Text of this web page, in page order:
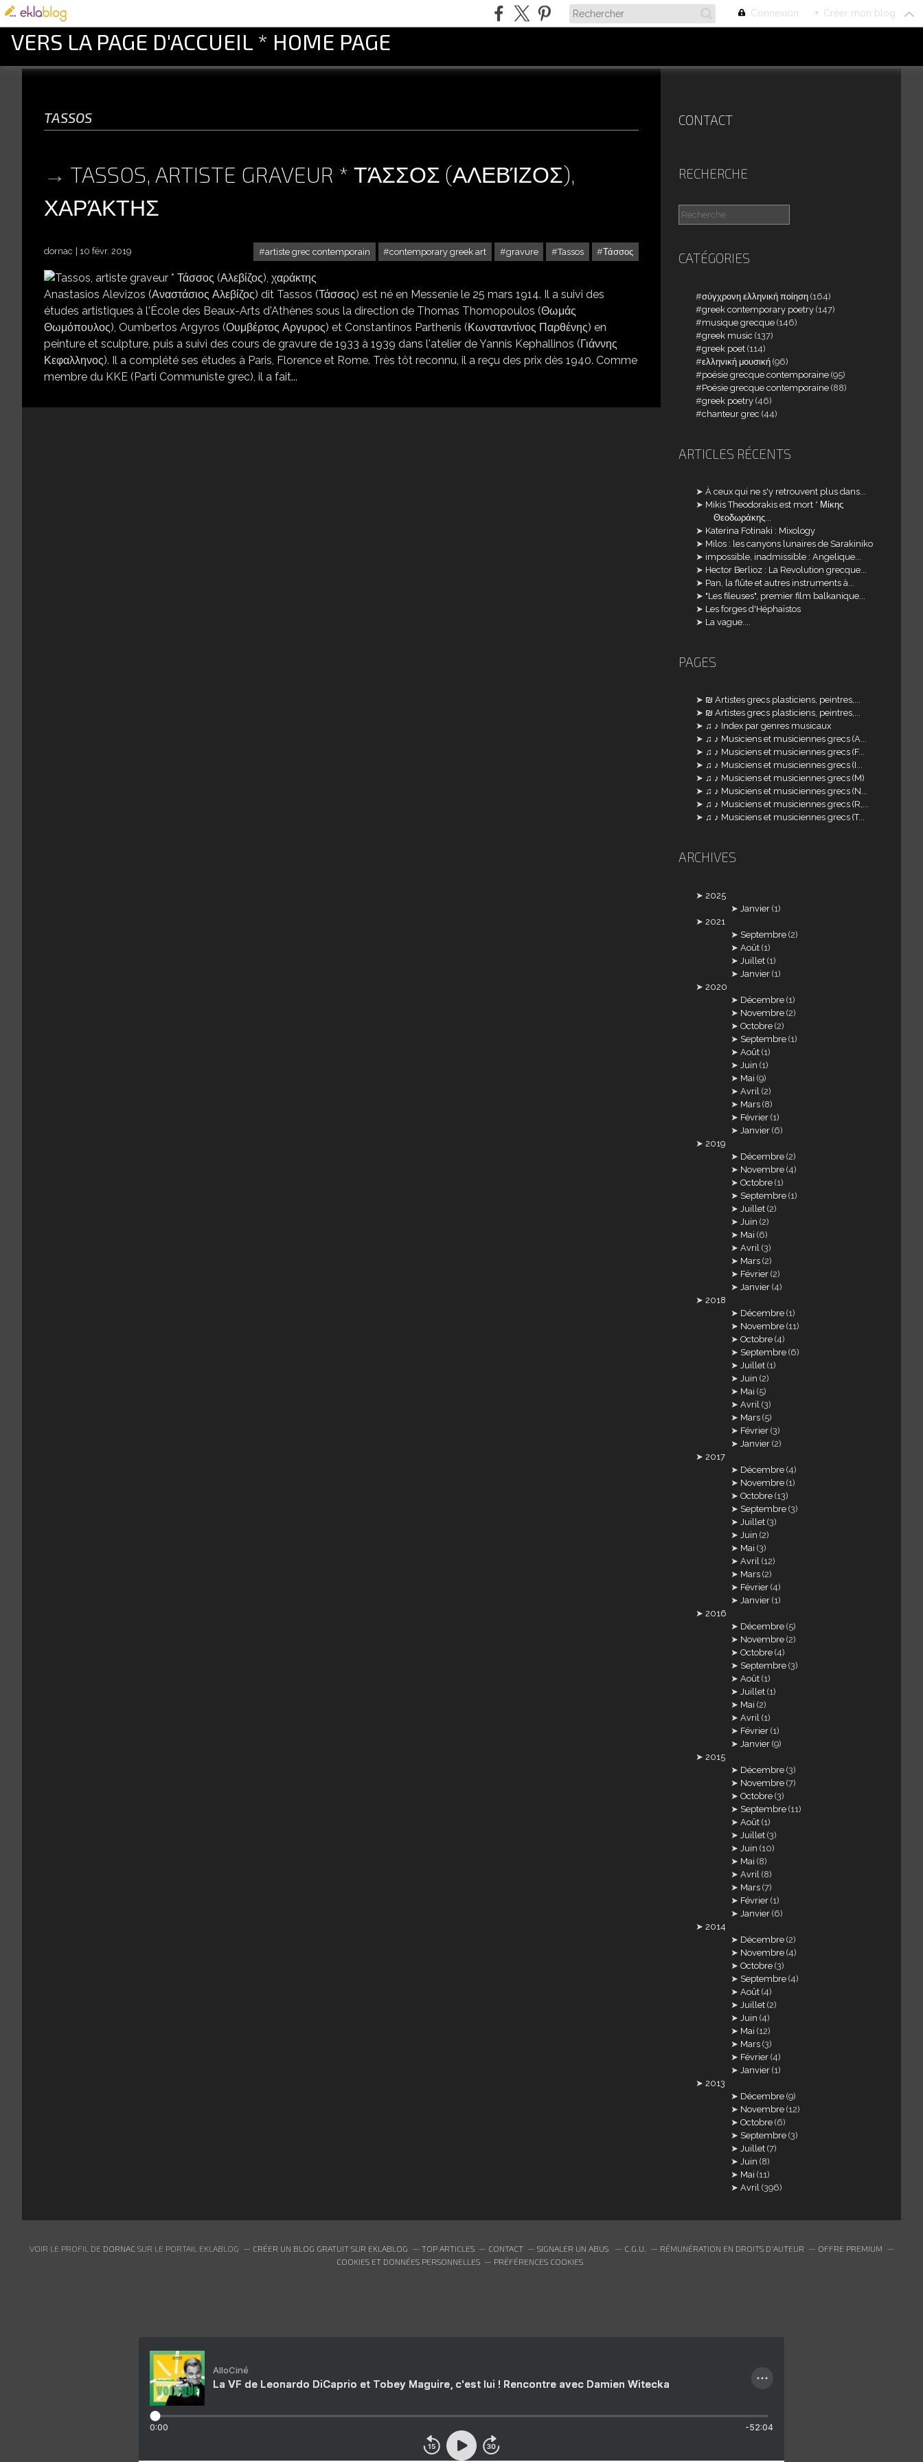
Connexion + Créer mon blog
VERS LA PAGE D'ACCUEIL * HOME PAGE
tassos
TASSOS, ARTISTE GRAVEUR * ΤΆΣΣΟΣ (ΑΛΕΒΊΖΟΣ),
ΧΑΡΆΚΤΗΣ
artiste grec contemporain contemporary greek art gravure Tassos Τάσσος
dornac 10 févr. 2019 TASSOS, ARTISTE GRAVEUR * ΤΆΣΣΟΣ (ΑΛΕΒΊΖΟΣ), ΧΑΡΆΚΤΗΣ
Anastasios Alevizos (Αναστάσιος Αλεβίζος) dit Tassos (Τάσσος) est né en Messenie le 25 mars 1914. Il a suivi des
études artistiques à l'École des Beaux-Arts d'Athènes sous la direction de Thomas Thomopoulos (Θωμάς
Θωμόπουλος), Oumbertos Argyros (Ουμβέρτος Αργυρος) et Constantinos Parthenis (Κωνσταντίνος Παρθένης) en
peinture et sculpture, puis a suivi des cours de gravure de 1933 à 1939 dans l'atelier de Yannis Kephallinos (Γιάννης
Κεφαλληνος). Il a complété ses études à Paris, Florence et Rome. Très tôt reconnu, il a reçu des prix dès 1940. Comme
membre du KKE (Parti Communiste grec), il a fait...
CONTACT
RECHERCHE
CATÉGORIES
σύγχρονη ελληνική ποίηση (164)
greek contemporary poetry (147)
musique grecque (146)
greek music (137)
greek poet (114)
ελληνική μουσική (96)
poésie grecque contemporaine (95)
Poésie grecque contemporaine (88)
greek poetry (46)
chanteur grec (44)
ARTICLES RÉCENTS
À ceux qui ne s'y retrouvent plus dans...
Mikis Theodorakis est mort * Μίκης
Θεοδωράκης...
Katerina Fotinaki : Mixology
Milos : les canyons lunaires de Sarakiniko
impossible, inadmissible : Angelique...
Hector Berlioz : La Revolution grecque...
Pan, la flûte et autres instruments à...
"Les fileuses", premier film balkanique...
Les forges d'Héphaïstos
La vague....
PAGES
₪ Artistes grecs plasticiens, peintres,...
₪ Artistes grecs plasticiens, peintres,...
♫ ♪ Index par genres musicaux
♫ ♪ Musiciens et musiciennes grecs (A...
♫ ♪ Musiciens et musiciennes grecs (F...
♫ ♪ Musiciens et musiciennes grecs (I...
♫ ♪ Musiciens et musiciennes grecs (M)
♫ ♪ Musiciens et musiciennes grecs (N...
♫ ♪ Musiciens et musiciennes grecs (R,...
♫ ♪ Musiciens et musiciennes grecs (T...
ARCHIVES
2025
Janvier (1)
2021
Septembre (2)
Août (1)
Juillet (1)
Janvier (1)
2020
Décembre (1)
Novembre (2)
Octobre (2)
Septembre (1)
Août (1)
Juin (1)
Mai (9)
Avril (2)
Mars (8)
Février (1)
Janvier (6)
2019
Décembre (2)
Novembre (4)
Octobre (1)
Septembre (1)
Juillet (2)
Juin (2)
Mai (6)
Avril (3)
Mars (2)
Février (2)
Janvier (4)
2018
Décembre (1)
Novembre (11)
Octobre (4)
Septembre (6)
Juillet (1)
Juin (2)
Mai (5)
Avril (3)
Mars (5)
Février (3)
Janvier (2)
2017
Décembre (4)
Novembre (1)
Octobre (13)
Septembre (3)
Juillet (3)
Juin (2)
Mai (3)
Avril (12)
Mars (2)
Février (4)
Janvier (1)
2016
Décembre (5)
Novembre (2)
Octobre (4)
Septembre (3)
Août (1)
Juillet (1)
Mai (2)
Avril (1)
Février (1)
Janvier (9)
2015
Décembre (3)
Novembre (7)
Octobre (3)
Septembre (11)
Août (1)
Juillet (3)
Juin (10)
Mai (8)
Avril (8)
Mars (7)
Février (1)
Janvier (6)
2014
Décembre (2)
Novembre (4)
Octobre (3)
Septembre (4)
Août (4)
Juillet (2)
Juin (4)
Mai (12)
Mars (3)
Février (4)
Janvier (1)
2013
Décembre (9)
Novembre (12)
Octobre (6)
Septembre (3)
Juillet (7)
Juin (8)
Mai (11)
Avril (396)
VOIR LE PROFIL DE DORNACSUR LE PORTAIL EKLABLOG CRÉER UN BLOG GRATUIT SUR EKLABLOG TOP ARTICLES CONTACT SIGNALER UN ABUS C.G.U. RÉMUNÉRATION EN DROITS D'AUTEUR
OFFRE PREMIUM
COOKIES ET DONNÉES PERSONNELLES
PRÉFÉRENCES COOKIES
AlloCiné
La VF de Leonardo DiCaprio et Tobey Maguire, c'est lui ! Rencontre avec Damien Witecka
0:00 -52:04